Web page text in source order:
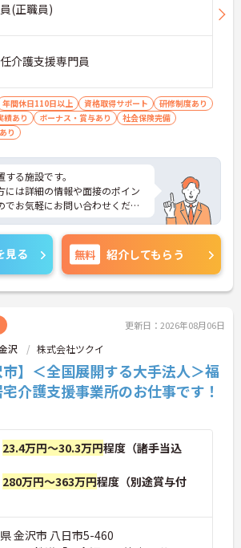
(正職員)
介護支援専門員
年間休日110日以上 資格取得サポート
研修制度あり
績あり
ボーナス・賞与あり
社会保険完備
り
る施設です。
には詳細の情報や面接のポイン
でお気軽にお問い合わせくださ
見る 無料 紹介してもらう
更新日：2026年08月06日
沢 株式会社ツクイ
市】＜全国展開する大手法人＞福
介護支援事業所のお仕事です！
23.4万円～30.3万円程度（諸手当込
280万円～363万円程度（別途賞与付
金沢市 八日市5-460